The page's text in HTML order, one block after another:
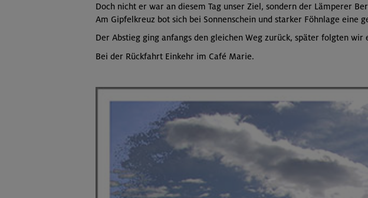
Doch nicht er war an diesem Tag unser Ziel, sondern der Lämperer
Am Gipfelkreuz bot sich bei Sonnenschein und starker Föhnlage
Der Abstieg ging anfangs den gleichen Weg zurück, später folgten
Bei der Rückfahrt Einkehr im Café Marie.